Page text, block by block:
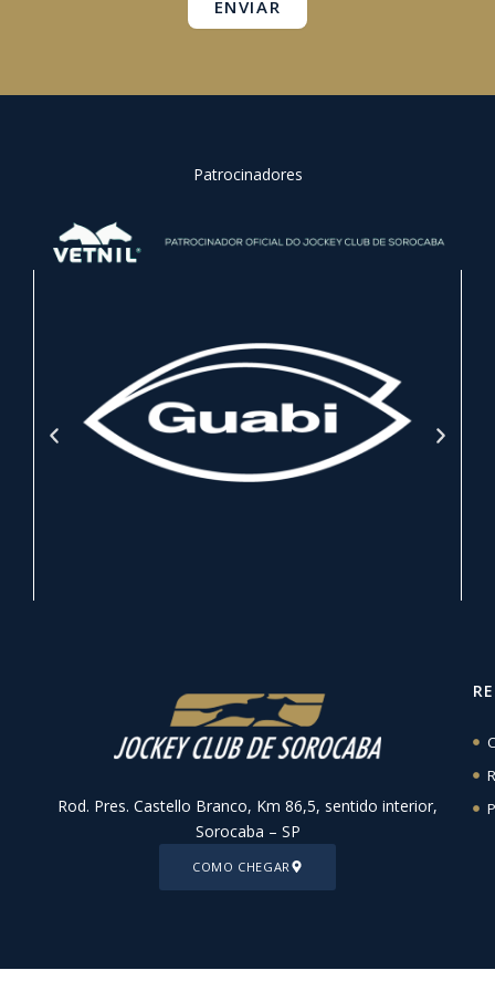
ENVIAR
Patrocinadores
Rod. Pres. Castello Branco, Km 86,5, sentido interior,
Sorocaba – SP
COMO CHEGAR